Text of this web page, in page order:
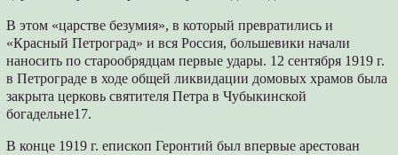
В этом «царстве безумия», в который превратились и
«Красный Петроград» и вся Россия, большевики начали
наносить по старообрядцам первые удары. 12 сентября 1919 г.
в Петрограде в ходе общей ликвидации домовых храмов была
закрыта церковь святителя Петра в Чубыкинской
богадельне17.
В конце 1919 г. епископ Геронтий был впервые арестован